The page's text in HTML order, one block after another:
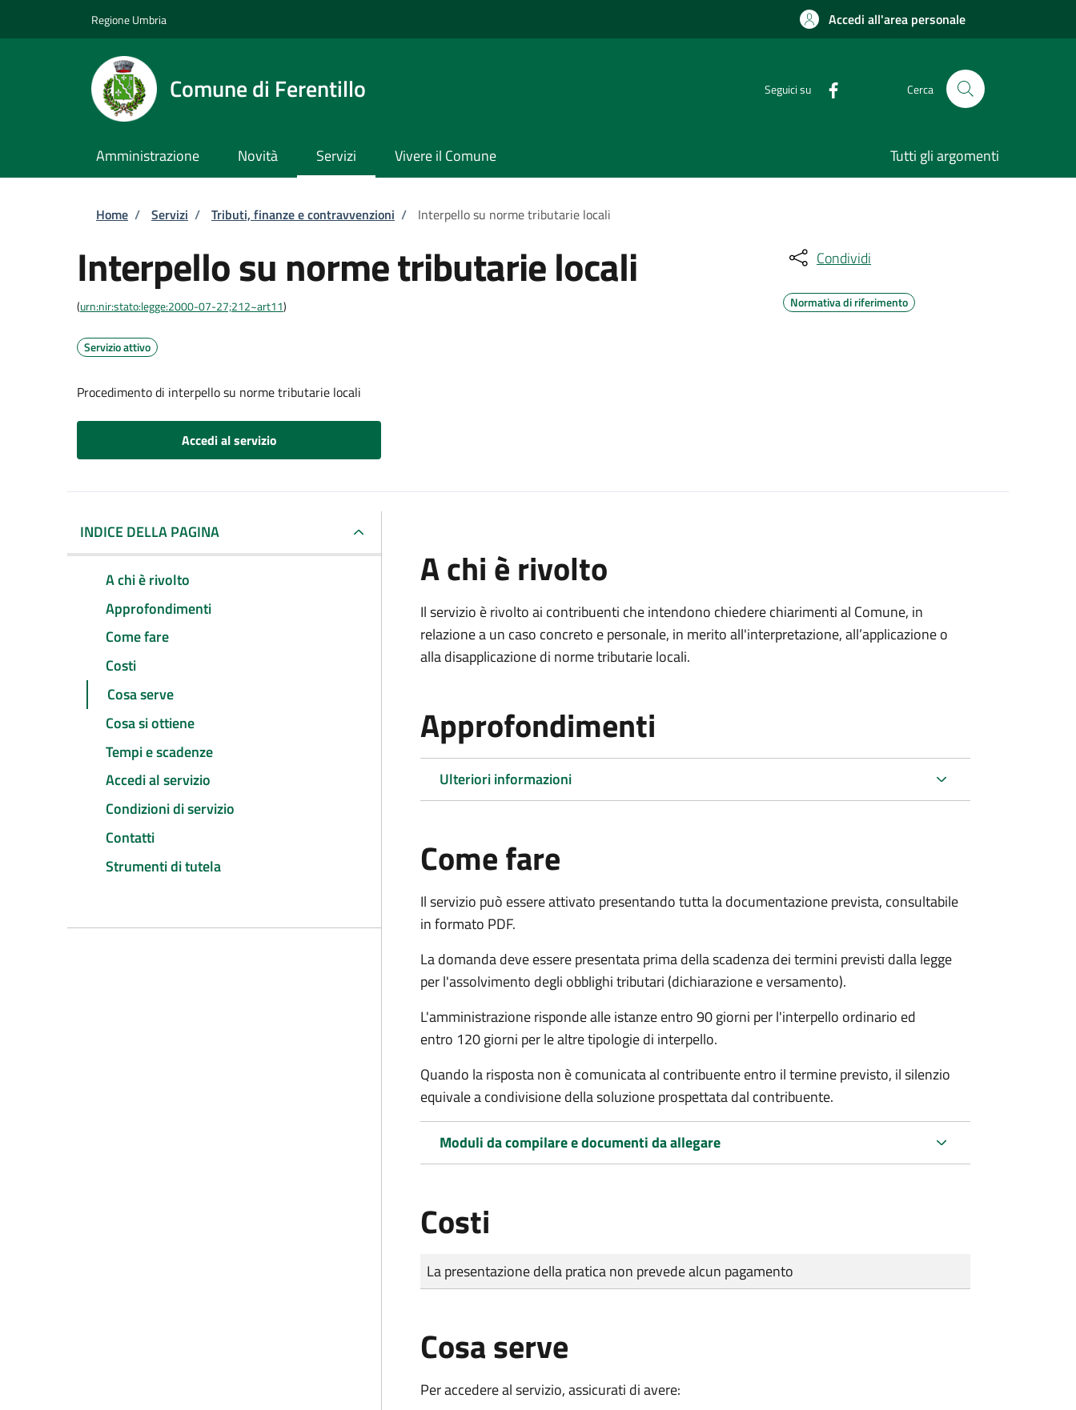
Regione Umbria Accedi all'area personale
Comune di Ferentillo Seguici su Cerca
Amministrazione Novità Servizi Vivere il Comune Tutti gli argomenti
Briciole di pane
Home / Servizi / Tributi, finanze e contravvenzioni / Interpello su norme tributarie locali
Interpello su norme tributarie locali
(urn:nir:stato:legge:2000-07-27;212~art11)
Servizio attivo
Procedimento di interpello su norme tributarie locali
Accedi al servizio
Condividi
Normativa di riferimento
INDICE DELLA PAGINA
A chi è rivolto
Approfondimenti
Come fare
Costi
Cosa serve
Cosa si ottiene
Tempi e scadenze
Accedi al servizio
Condizioni di servizio
Contatti
Strumenti di tutela
A chi è rivolto
Il servizio è rivolto ai contribuenti che intendono chiedere chiarimenti al Comune, in
relazione a un caso concreto e personale, in merito all'interpretazione, all’applicazione o
alla disapplicazione di norme tributarie locali.
Approfondimenti
Ulteriori informazioni
Come fare
Il servizio può essere attivato presentando tutta la documentazione prevista, consultabile
in formato PDF.
La domanda deve essere presentata prima della scadenza dei termini previsti dalla legge
per l'assolvimento degli obblighi tributari (dichiarazione e versamento).
L'amministrazione risponde alle istanze entro 90 giorni per l'interpello ordinario ed
entro 120 giorni per le altre tipologie di interpello.
Quando la risposta non è comunicata al contribuente entro il termine previsto, il silenzio
equivale a condivisione della soluzione prospettata dal contribuente.
Moduli da compilare e documenti da allegare
Costi
Tipo di pagamento
Importo
La presentazione della pratica non prevede alcun pagamento
Cosa serve
Per accedere al servizio, assicurati di avere: